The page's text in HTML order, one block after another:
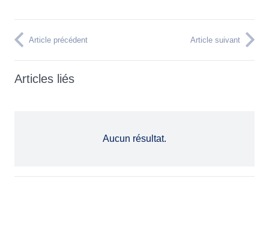
Article précédent Article suivant
Articles liés
Aucun résultat.